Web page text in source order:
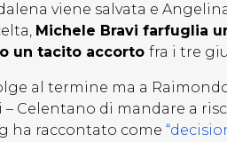
viene salvata e
Michele Bravi farfuglia
un tacito accorto fra i tre
al termine ma a
Celentano di mandare a
ha raccontato come